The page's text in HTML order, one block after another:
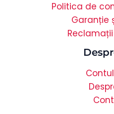
Politica de
Garanție